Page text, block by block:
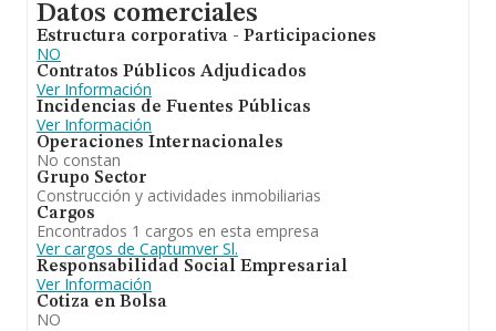
Datos comerciales
Estructura corporativa - Participaciones
NO
Contratos Públicos Adjudicados
Ver Información
Incidencias de Fuentes Públicas
Ver Información
Operaciones Internacionales
No constan
Grupo Sector
Construcción y actividades inmobiliarias
Cargos
Encontrados 1 cargos en esta empresa
Ver cargos de Captumver Sl.
Responsabilidad Social Empresarial
Ver Información
Cotiza en Bolsa
NO